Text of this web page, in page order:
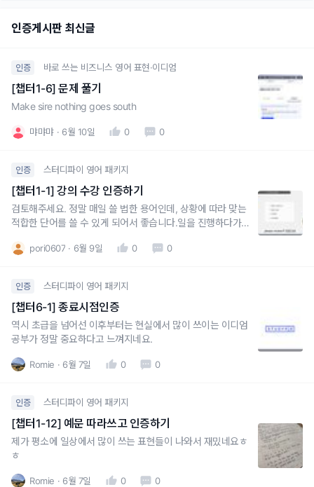
인증게시판 최신글
인증 바로 쓰는 비즈니스 영어 표현·이디엄
[챕터1-6] 문제 풀기
Make sire nothing goes south
먀먀먀 6월 10일 0 0
인증 스터디파이 영어 패키지
[챕터1-1] 강의 수강 인증하기
검토해주세요. 정말 매일 쓸 법한 용어인데, 상황에 따라 맞는
적합한 단어를 쓸 수 있게 되어서 좋습니다.일을 진행하다가
토 요청할때는 look up업체와의 계약 검토할때는 review고려
pori0607 6월 9일 0 0
인증 스터디파이 영어 패키지
[챕터6-1] 종료시점인증
역시 초급을 넘어선 이후부터는 현실에서 많이 쓰이는 이디엄
공부가 정말 중요하다고 느껴지네요.
Romie 6월 7일 0 0
인증 스터디파이 영어 패키지
[챕터1-12] 예문 따라쓰고 인증하기
제가 평소에 일상에서 많이 쓰는 표현들이 나와서 재밌네요ㅎ
ㅎ
Romie 6월 7일 0 0